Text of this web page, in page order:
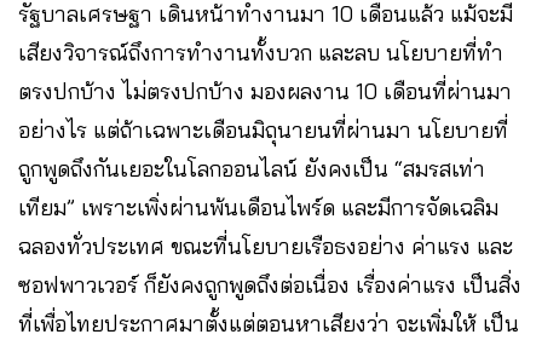
รัฐบาลเศรษฐา เดินหน้าทำงานมา 10 เดือนแล้ว แม้จะมี
เสียงวิจารณ์ถึงการทำงานทั้งบวก และลบ นโยบายที่ทำ
ตรงปกบ้าง ไม่ตรงปกบ้าง มองผลงาน 10 เดือนที่ผ่านมา
อย่างไร แต่ถ้าเฉพาะเดือนมิถุนายนที่ผ่านมา นโยบายที่
ถูกพูดถึงกันเยอะในโลกออนไลน์ ยังคงเป็น “สมรสเท่า
เทียม” เพราะเพิ่งผ่านพ้นเดือนไพร์ด และมีการจัดเฉลิม
ฉลองทั่วประเทศ ขณะที่นโยบายเรือธงอย่าง ค่าแรง และ
ซอฟพาวเวอร์ ก็ยังคงถูกพูดถึงต่อเนื่อง เรื่องค่าแรง เป็นสิ่ง
ที่เพื่อไทยประกาศมาตั้งแต่ตอนหาเสียงว่า จะเพิ่มให้ เป็น